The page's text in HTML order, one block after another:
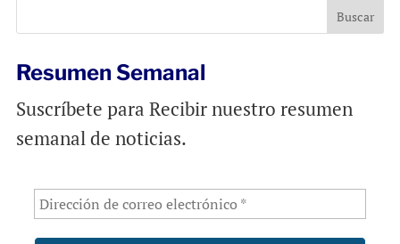
k
p
Resumen Semanal
Suscríbete para Recibir nuestro resumen
semanal de noticias.